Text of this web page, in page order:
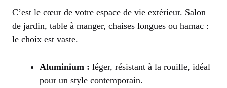
C’est le cœur de votre espace de vie extérieur. Salon
de jardin, table à manger, chaises longues ou hamac :
le choix est vaste.
Aluminium : léger, résistant à la rouille, idéal
pour un style contemporain.